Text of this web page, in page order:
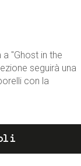
"Ghost in the
seguirà una
con la